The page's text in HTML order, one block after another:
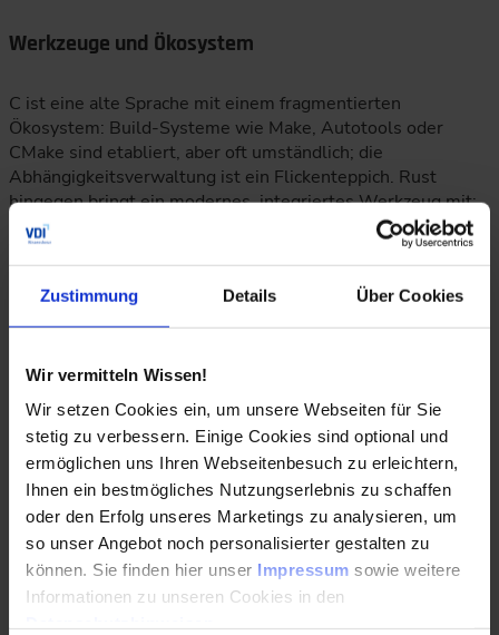
Zustimmung Details Über Cookies
Wir vermitteln Wissen!
Wir setzen Cookies ein, um unsere Webseiten für Sie
stetig zu verbessern. Einige Cookies sind optional und
ermöglichen uns Ihren Webseitenbesuch zu erleichtern,
Ihnen ein bestmögliches Nutzungserlebnis zu schaffen
oder den Erfolg unseres Marketings zu analysieren, um
so unser Angebot noch personalisierter gestalten zu
können. Sie finden hier unser Impressum sowie weitere
Informationen zu unseren Cookies in den
Werkzeuge und Ökosystem
C ist eine alte Sprache mit einem fragmentierten
Ökosystem: Build-Systeme wie Make, Autotools oder
CMake sind etabliert, aber oft umständlich; die
Abhängigkeitsverwaltung ist ein Flickenteppich. Rust
hingegen bringt ein modernes, integriertes Werkzeug mit:
Cargo. Es verwaltet Abhängigkeiten, baut das Projekt, führt
Tests aus, erzeugt Dokumentation und veröffentlicht
Fazit
seinen Platz in der Systemprogrammierung behalten –
insbesondere in extrem ressourcenbeschränkten
Umgebungen oder bei der Pflege jahrzehntealter
Codebasen. Für neue Projekte jedoch bietet Rust eine
überzeugende Kombination: die Leistung von C, die
Sicherheit einer verwalteten Sprache und die Produktivität
moderner Werkzeuge. Wer heute ein neues
Betriebssystem, einen Embedded-Controller oder eine